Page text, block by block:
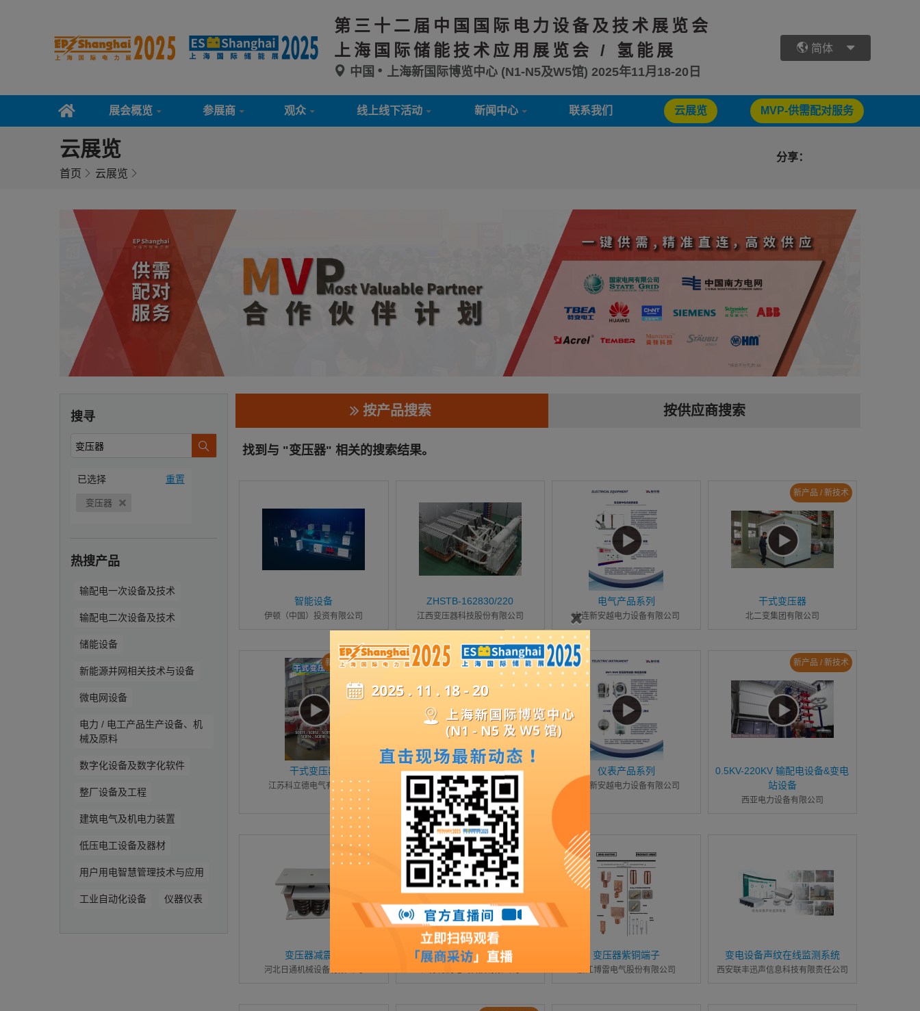
第三十二届中国国际电力设备及技术展览会
上海国际储能技术应用展览会 / 氢能展
中国 上海新国际博览中心 (N1-N5及W5馆) 2025年11月18-20日
简体
展会概览 参展商 观众 线上线下活动 新闻中心 联系我们 云展览 MVP-供需配对服务
云展览
首页 云展览
分享：
搜寻
已选择 重置
变压器
热搜产品
输配电一次设备及技术
输配电二次设备及技术
储能设备
新能源并网相关技术与设备
微电网设备
电力 / 电工产品生产设备、机
械及原料
数字化设备及数字化软件
整厂设备及工程
建筑电气及机电力装置
低压电工设备及器材
用户用电智慧管理技术与应用
工业自动化设备 仪器仪表
按产品搜索 按供应商搜索
找到与 "变压器" 相关的搜索结果。
智能设备
伊顿（中国）投资有限公司
ZHSTB-162830/220
江西变压器科技股份有限公司
电气产品系列
大连新安越电力设备有限公司
新产品 / 新技术
干式变压器
北二变集团有限公司
新产品 / 新技术
干式变压器
江苏科立德电气有限公司
新产品 / 新技术
油浸式变压器
北二变集团有限公司
仪表产品系列
大连新安越电力设备有限公司
新产品 / 新技术
0.5KV-220KV 输配电设备&变电
站设备
西亚电力设备有限公司
变压器减震器
河北日通机械设备有限公司
新产品 / 新技术
变压器综合在线监测系统 变压器紫铜端子
浙江博雷电气股份有限公司
变电设备声纹在线监测系统
西安联丰迅声信息科技有限责任公司